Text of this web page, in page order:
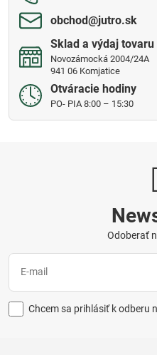
obchod​@jutro​.sk
Sklad a výdaj tovaru
Novozámocká 2004/24A
941 06 Komjatice
Otváracie hodiny
PO- PIA 8:00 – 15:30
Odoberať
Chcem sa prihlásiť k odberu